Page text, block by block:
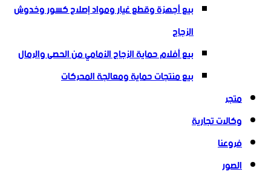
بيع أجهزة وقطع غيار ومواد إصلاح كسور وخدوش
الزجاج
بيع أفلام حماية الزجاج الأمامي من الحصى والرمال
بيع منتجات حماية ومعالجة المحركات
متجر
وكالات تجارية
فروعنا
الصور